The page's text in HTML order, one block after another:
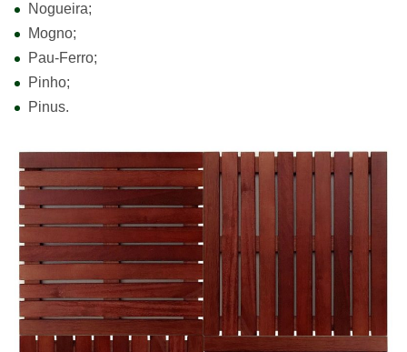
Nogueira;
Mogno;
Pau-Ferro;
Pinho;
Pinus.